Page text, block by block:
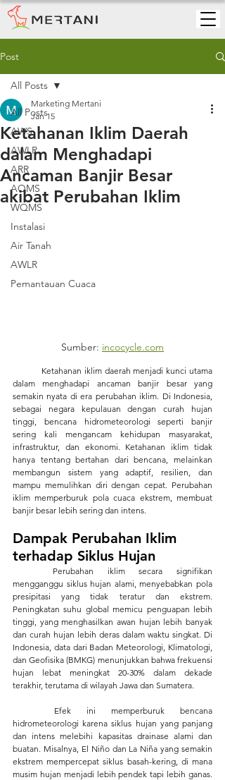
Post
All Posts
AWS
AWLR
ARR
AQMS
WQMS
Instalasi
Air Tanah
AWLR
Pemantauan Cuaca
All Posts
Ketahanan Iklim Daerah
dalam Menghadapi
Ancaman Banjir Besar
akibat Perubahan Iklim
Marketing Mertani
Jan 15
Sumber: incocycle.com
dalam menghadapi ancaman banjir besar yang
semakin nyata di era perubahan iklim. Di Indonesia,
sebagai negara kepulauan dengan curah hujan
tinggi, bencana hidrometeorologi seperti banjir
sering kali mengancam kehidupan masyarakat,
infrastruktur, dan ekonomi. Ketahanan iklim tidak
hanya tentang bertahan dari bencana, melainkan
membangun sistem yang adaptif, resilien, dan
mampu memulihkan diri dengan cepat. Perubahan
iklim memperburuk pola cuaca ekstrem, membuat
banjir besar lebih sering dan intens.
Dampak Perubahan Iklim
terhadap Siklus Hujan
mengganggu siklus hujan alami, menyebabkan pola
presipitasi yang tidak teratur dan ekstrem.
Peningkatan suhu global memicu penguapan lebih
tinggi, yang menghasilkan awan hujan lebih banyak
dan curah hujan lebih deras dalam waktu singkat. Di
Indonesia, data dari Badan Meteorologi, Klimatologi,
dan Geofisika (BMKG) menunjukkan bahwa frekuensi
hujan lebat meningkat 20-30% dalam dekade
terakhir, terutama di wilayah Jawa dan Sumatera.
hidrometeorologi karena siklus hujan yang panjang
dan intens melebihi kapasitas drainase alami dan
buatan. Misalnya, El Niño dan La Niña yang semakin
ekstrem mempercepat siklus basah-kering, di mana
musim hujan menjadi lebih pendek tapi lebih ganas.